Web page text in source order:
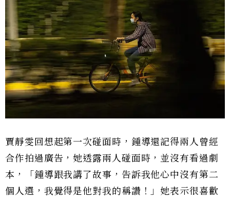
賈靜雯回想起第一次碰面時，鍾導還記得兩人曾經
合作拍過廣告，她透露兩人碰面時，並沒有看過劇
本，「鍾導跟我講了故事，告訴我他心中沒有第二
個人選，我覺得是他對我的稱讚！」她表示很喜歡